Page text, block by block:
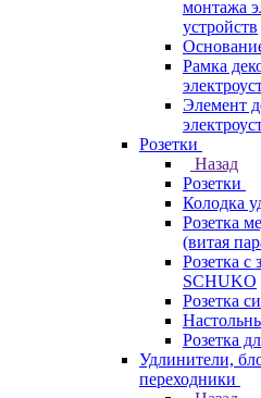
монтажа
устройств
Рамка
Элемент
Розетки
Назад
Розетки
Колодка
Розетка
(витая
Розетка с
SCHUKO
Розетка
Розетка
Удлинители,
переходники